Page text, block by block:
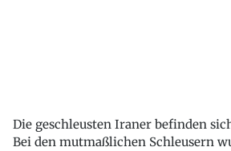
Die geschleusten Iraner befinden
Bei den mutmaßlichen Schleusern